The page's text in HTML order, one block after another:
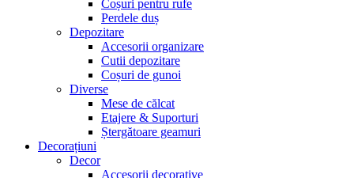
Coșuri pentru rufe
Perdele duș
Depozitare
Accesorii organizare
Cutii depozitare
Coșuri de gunoi
Diverse
Mese de călcat
Etajere & Suporturi
Ștergătoare geamuri
Decorațiuni
Decor
Accesorii decorative